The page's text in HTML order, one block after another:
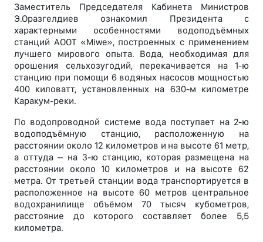
Заместитель Председателя Кабинета Министров
Э.Оразгелдиев ознакомил Президента с
характерными особенностями водоподъёмных
станций АООТ «Miwe», построенных с применением
лучшего мирового опыта. Вода, необходимая для
орошения сельхозугодий, перекачивается на 1-ю
станцию при помощи 6 водяных насосов мощностью
400 киловатт, установленных на 630-м километре
Каракум-реки.
По водопроводной системе вода поступает на 2-ю
водоподъёмную станцию, расположенную на
расстоянии около 12 километров и на высоте 61 метр,
а оттуда – на 3-ю станцию, которая размещена на
расстоянии около 10 километров и на высоте 62
метра. От третьей станции вода транспортируется в
расположенное на высоте 60 метров центральное
водохранилище объёмом 70 тысяч кубометров,
расстояние до которого составляет более 5,5
километра.